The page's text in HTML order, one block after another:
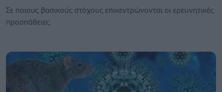
Σε ποιους βασικούς στόχους επικεντρώνονται οι ερευνητικές
προσπάθειες.